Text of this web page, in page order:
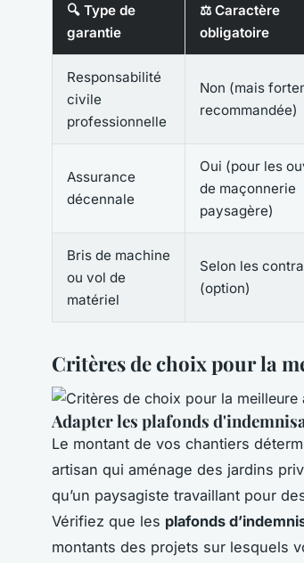
🔍 Type de
garantie
⚖️ Caractère
obligatoire
Responsabilité
civile
professionnelle
Non (mais
recommandée)
Assurance
décennale
Oui (pour les
de maçonnerie
paysagère)
Bris de machine
ou vol de
matériel
Selon les
(option)
Critères de choix pour la
Adapter les plafonds
Le montant de vos chantiers
artisan qui aménage des jardins
qu’un paysagiste travaillant pour
Vérifiez que les plafonds
montants des projets sur lesquels